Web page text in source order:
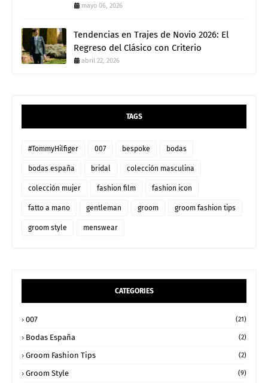
mayo 06, 2026
Tendencias en Trajes de Novio 2026: El
Regreso del Clásico con Criterio
abril 22, 2026
TAGS
#TommyHilfiger 007 bespoke bodas
bodas españa bridal colección masculina
colección mujer fashion film fashion icon
fatto a mano gentleman groom groom fashion tips
groom style menswear
CATEGORIES
007 (21)
Bodas España (2)
Groom Fashion Tips (2)
Groom Style (9)